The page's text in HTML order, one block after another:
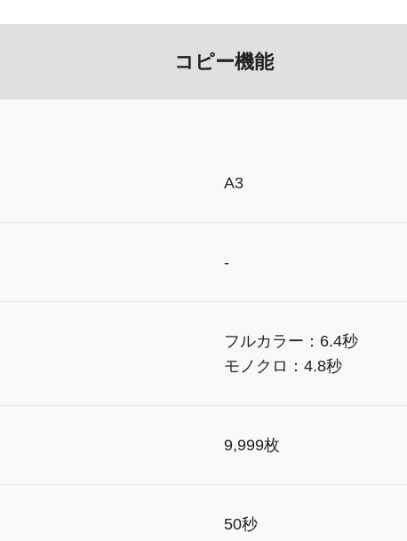
コピー機能
A3
-
フルカラー：6.4秒
モノクロ：4.8秒
9,999枚
50秒